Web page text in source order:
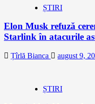
ȘTIRI
Elon Musk refuză
Starlink în atacurile
Țîrlă Bianca august 9,
ȘTIRI